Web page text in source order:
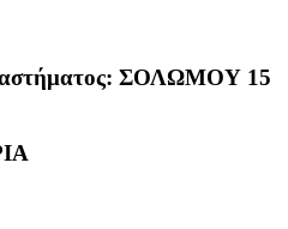
ΣΟΛΩΜΟΥ 15